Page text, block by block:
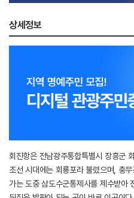
상세정보
회진항은 전남광주통합특별시 장흥군
조선 시대에는 회룡포라 불렸으며, 충
가는 도중 삼도수군통제사를 제수받아